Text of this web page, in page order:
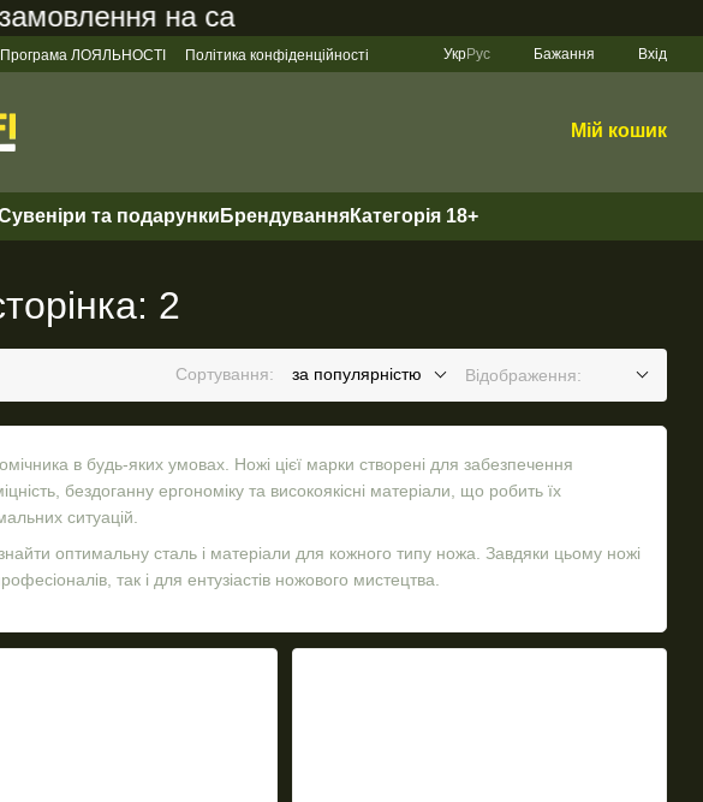
на сайті становить 200 грн
Програма ЛОЯЛЬНОСТІ
Політика конфіденційності
УкрРус Бажання Вхід
Мій кошик
та подарунки БрендуванняКатегорія 18+
2
Сортування: за популярністю Відображення:
в будь-яких умовах. Ножі цієї марки створені для забезпечення
бездоганну ергономіку та високоякісні матеріали, що робить їх
ситуацій.
оптимальну сталь і матеріали для кожного типу ножа. Завдяки цьому ножі
так і для ентузіастів ножового мистецтва.